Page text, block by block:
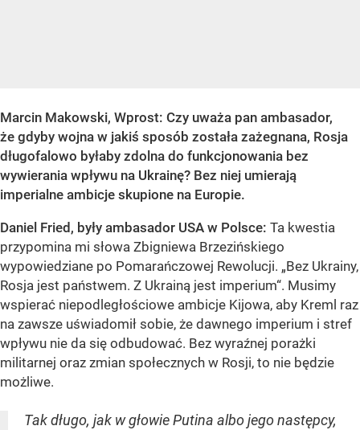
Marcin Makowski, Wprost: Czy uważa pan ambasador,
że gdyby wojna w jakiś sposób została zażegnana, Rosja
długofalowo byłaby zdolna do funkcjonowania bez
wywierania wpływu na Ukrainę? Bez niej umierają
imperialne ambicje skupione na Europie.
Daniel Fried, były ambasador USA w Polsce: Ta kwestia
przypomina mi słowa Zbigniewa Brzezińskiego
wypowiedziane po Pomarańczowej Rewolucji. „Bez Ukrainy,
Rosja jest państwem. Z Ukrainą jest imperium“. Musimy
wspierać niepodległościowe ambicje Kijowa, aby Kreml raz
na zawsze uświadomił sobie, że dawnego imperium i stref
wpływu nie da się odbudować. Bez wyraźnej porażki
militarnej oraz zmian społecznych w Rosji, to nie będzie
możliwe.
Tak długo, jak w głowie Putina albo jego następcy,